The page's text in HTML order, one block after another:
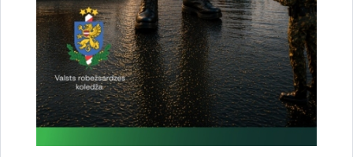
Sagatavoja:
Jolanta Babiško
Valsts robežsardzes Galvenās pārvaldes Stratēģiskās attīstības
un sabiedrisko attiecību nodaļas vecākā speciāliste
67075617, mob.20364206